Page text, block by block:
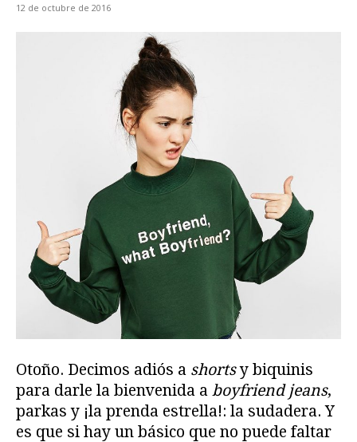
12 de octubre de 2016
Otoño. Decimos adiós a shortsy biquinis
para darle la bienvenida a boyfriend jeans,
parkas y ¡la prenda estrella!: la sudadera. Y
es que si hay un básico que no puede faltar